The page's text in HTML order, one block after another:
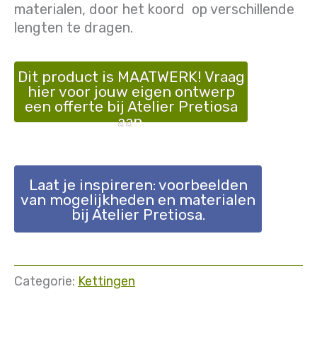
materialen, door het koord op verschillende
lengten te dragen.
Dit product is MAATWERK! Vraag
hier voor jouw eigen ontwerp
een offerte bij Atelier Pretiosa
aan.
Laat je inspireren: voorbeelden
van mogelijkheden en materialen
bij Atelier Pretiosa.
Categorie: Kettingen